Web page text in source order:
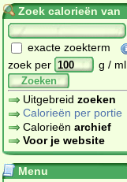
Zoek calorieën van
exacte zoekterm
zoek per
g / ml
Zoeken
Uitgebreid zoeken
Calorieën per portie
Calorieën archief
Voor je website
Menu